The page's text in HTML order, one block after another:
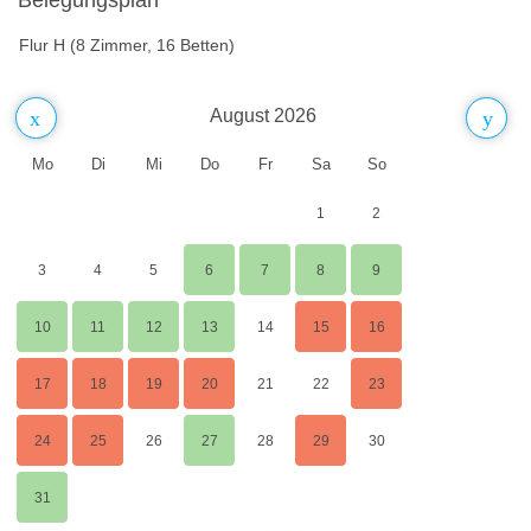
Flur H (8 Zimmer, 16 Betten)
August 2026
Mo Di Mi Do Fr Sa So
1 2
3 4 5 6 7 8 9
10 11 12 13 14 15 16
17 18 19 20 21 22 23
24 25 26 27 28 29 30
31